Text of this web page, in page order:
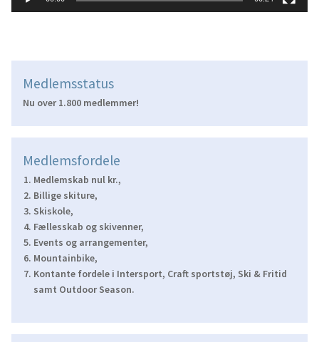
Medlemsstatus
Nu over 1.800 medlemmer!
Medlemsfordele
Medlemskab nul kr.,
Billige skiture,
Skiskole,
Fællesskab og skivenner,
Events og arrangementer,
Mountainbike,
Kontante fordele i Intersport, Craft sportstøj, Ski & Fritid
samt Outdoor Season.